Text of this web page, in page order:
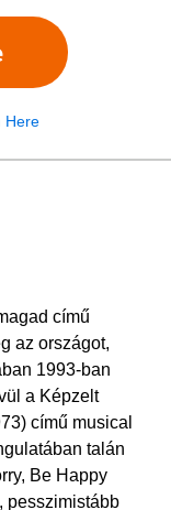
Here
című
az országot,
1993-ban
a Képzelt
című musical
talán
Be Happy
pesszimistább